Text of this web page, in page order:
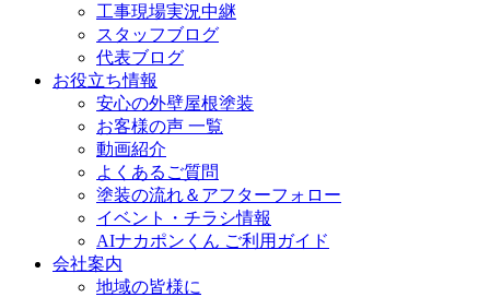
工事現場実況中継
スタッフブログ
代表ブログ
お役立ち情報
安心の外壁屋根塗装
お客様の声 一覧
動画紹介
よくあるご質問
塗装の流れ＆アフターフォロー
イベント・チラシ情報
AIナカポンくん ご利用ガイド
会社案内
地域の皆様に